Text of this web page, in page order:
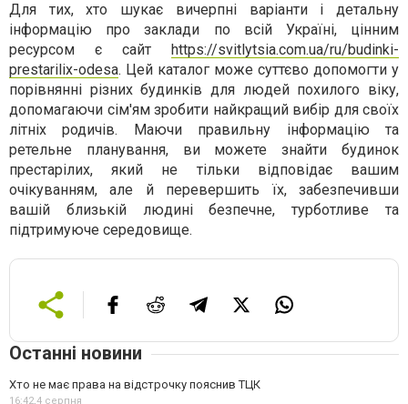
Для тих, хто шукає вичерпні варіанти і детальну
інформацію про заклади по всій Україні, цінним
ресурсом є сайт https://svitlytsia.com.ua/ru/budinki-
prestarilix-odesa. Цей каталог може суттєво допомогти у
порівнянні різних будинків для людей похилого віку,
допомагаючи сім'ям зробити найкращий вибір для своїх
літніх родичів. Маючи правильну інформацію та
ретельне планування, ви можете знайти будинок
престарілих, який не тільки відповідає вашим
очікуванням, але й перевершить їх, забезпечивши
вашій близькій людині безпечне, турботливе та
підтримуюче середовище.
Останні новини
Хто не має права на відстрочку пояснив ТЦК
16:42,4 серпня